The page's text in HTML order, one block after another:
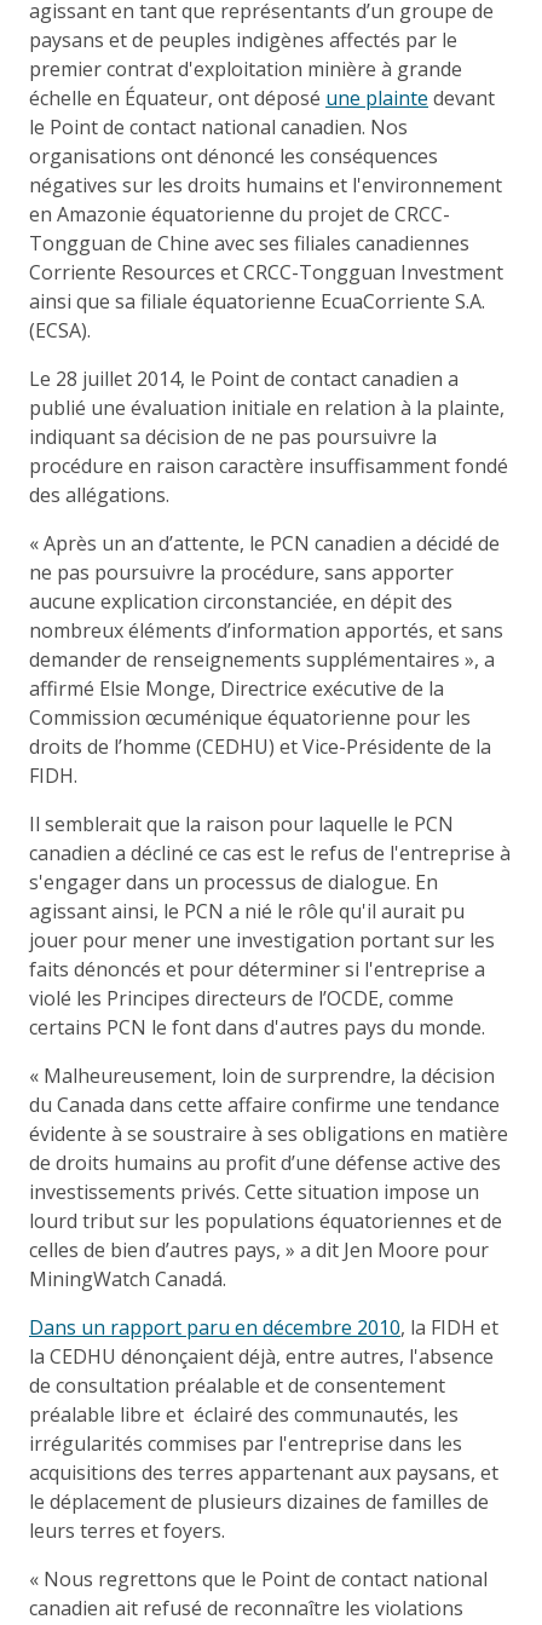
agissant en tant que représentants d’un groupe de
paysans et de peuples indigènes affectés par le
premier contrat d'exploitation minière à grande
échelle en Équateur, ont déposé une plainte devant
le Point de contact national canadien. Nos
organisations ont dénoncé les conséquences
négatives sur les droits humains et l'environnement
en Amazonie équatorienne du projet de CRCC-
Tongguan de Chine avec ses filiales canadiennes
Corriente Resources et CRCC-Tongguan Investment
ainsi que sa filiale équatorienne EcuaCorriente S.A.
(ECSA).
Le 28 juillet 2014, le Point de contact canadien a
publié une évaluation initiale en relation à la plainte,
indiquant sa décision de ne pas poursuivre la
procédure en raison caractère insuffisamment fondé
des allégations.
« Après un an d’attente, le PCN canadien a décidé de
ne pas poursuivre la procédure, sans apporter
aucune explication circonstanciée, en dépit des
nombreux éléments d’information apportés, et sans
demander de renseignements supplémentaires », a
affirmé Elsie Monge, Directrice exécutive de la
Commission œcuménique équatorienne pour les
droits de l’homme (CEDHU) et Vice-Présidente de la
FIDH.
Il semblerait que la raison pour laquelle le PCN
canadien a décliné ce cas est le refus de l'entreprise à
s'engager dans un processus de dialogue. En
agissant ainsi, le PCN a nié le rôle qu'il aurait pu
jouer pour mener une investigation portant sur les
faits dénoncés et pour déterminer si l'entreprise a
violé les Principes directeurs de l’OCDE, comme
certains PCN le font dans d'autres pays du monde.
« Malheureusement, loin de surprendre, la décision
du Canada dans cette affaire confirme une tendance
évidente à se soustraire à ses obligations en matière
de droits humains au profit d’une défense active des
investissements privés. Cette situation impose un
lourd tribut sur les populations équatoriennes et de
celles de bien d’autres pays, » a dit Jen Moore pour
MiningWatch Canadá.
Dans un rapport paru en décembre 2010, la FIDH et
la CEDHU dénonçaient déjà, entre autres, l'absence
de consultation préalable et de consentement
préalable libre et éclairé des communautés, les
irrégularités commises par l'entreprise dans les
acquisitions des terres appartenant aux paysans, et
le déplacement de plusieurs dizaines de familles de
leurs terres et foyers.
« Nous regrettons que le Point de contact national
canadien ait refusé de reconnaître les violations